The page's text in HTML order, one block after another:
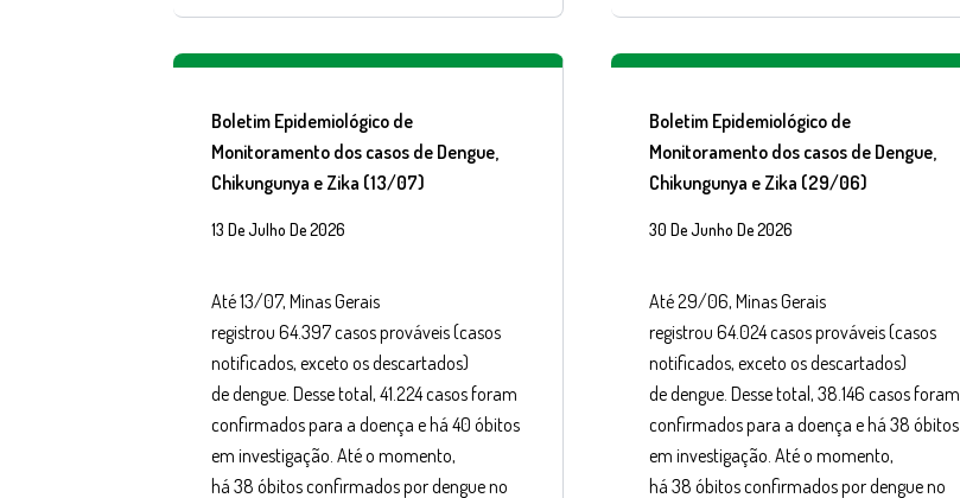
Boletim Epidemiológico de
Monitoramento dos casos de Dengue,
Chikungunya e Zika (13/07)
13 De Julho De 2026
Até 13/07, Minas Gerais
registrou 64.397 casos prováveis (casos
notificados, exceto os descartados)
de dengue. Desse total, 41.224 casos foram
confirmados para a doença e há 40 óbitos
em investigação. Até o momento,
há 38 óbitos confirmados por dengue no
Boletim Epidemiológico de
Monitoramento dos casos de Dengue,
Chikungunya e Zika (29/06)
30 De Junho De 2026
Até 29/06, Minas Gerais
registrou 64.024 casos prováveis (casos
notificados, exceto os descartados)
de dengue. Desse total, 38.146 casos foram
confirmados para a doença e há 38 óbitos
em investigação. Até o momento,
há 38 óbitos confirmados por dengue no